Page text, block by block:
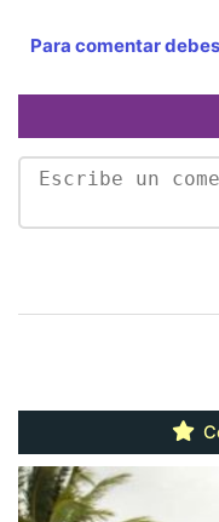
Para comentar